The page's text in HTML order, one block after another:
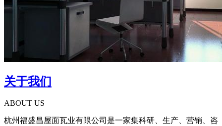
关于我们
ABOUT US
杭州福盛昌屋面瓦业有限公司是一家集科研、生产、营销、咨